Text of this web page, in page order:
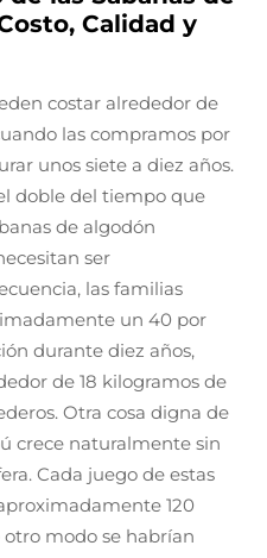
Calidad y
costar alrededor de
las compramos por
unos siete a diez años.
doble del tiempo que
de algodón
ser
las familias
un 40 por
durante diez años,
de 18 kilogramos de
Otra cosa digna de
crece naturalmente sin
Cada juego de estas
120
modo se habrían